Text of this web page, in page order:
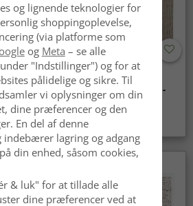
Tæpper til
indendørs/udendørs brug -
Arlo (beige)
kr.439
og lignende teknologier for
shoppingoplevelse,
(via platforme som
og Meta – se alle
"Indstillinger") og for at
pålidelige og sikre. Til
vi oplysninger om din
dine præferencer og den
En del af denne
indebærer lagring og adgang
din enhed, såsom cookies,
& luk" for at tillade alle
dine præferencer ved at